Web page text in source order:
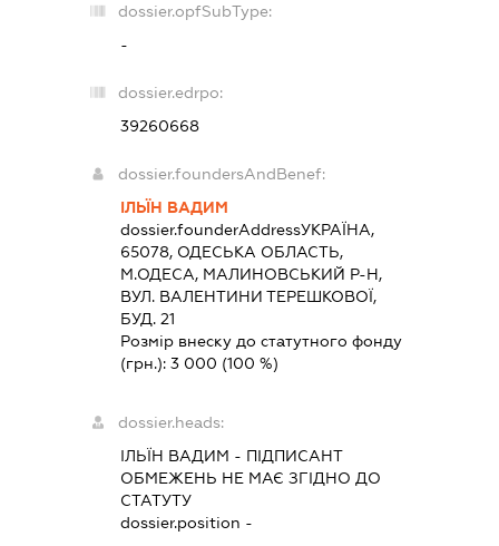
dossier.opfSubType:
-
dossier.edrpo:
39260668
dossier.foundersAndBenef:
ІЛЬЇН ВАДИМ
dossier.founderAddressУКРАЇНА,
65078, ОДЕСЬКА ОБЛАСТЬ,
М.ОДЕСА, МАЛИНОВСЬКИЙ Р-Н,
ВУЛ. ВАЛЕНТИНИ ТЕРЕШКОВОЇ,
БУД. 21
Розмір внеску до статутного фонду
(грн.):3 000 (100 %)
dossier.heads:
ІЛЬЇН ВАДИМ - ПІДПИСАНТ
ОБМЕЖЕНЬ НЕ МАЄ ЗГІДНО ДО
СТАТУТУ
dossier.position -